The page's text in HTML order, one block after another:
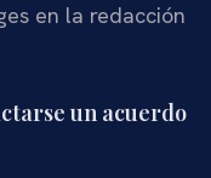
en la redacción
un acuerdo